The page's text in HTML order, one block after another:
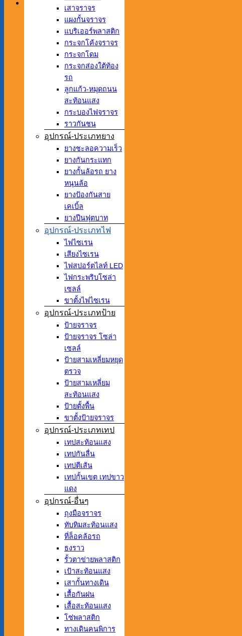
เสาจราจร
แผงกั้นจราจร
แบริเออร์พลาสติก
กระจกโค้งจราจร
กระจกโดม
กระจกส่องใต้ท้อง
รถ
ลูกแก้ว-หมุดถนน
สะท้อนแสง
กระบองไฟจราจร
ราวกันชน
อุปกรณ์-ประเภทยาง
ยางชะลอความเร็ว
ยางกันกระแทก
ยางกั้นล้อรถ ยาง
หนุนล้อ
ยางป้องกันสาย
เคเบิ้ล
ยางปีนฟุตบาท
อุปกรณ์-ประเภทไฟ
ไฟไซเรน
เสียงไซเรน
ไฟสปอร์ตไลท์ LED
ไฟกระพริบโซล่า
เซลล์
ขาตั้งไฟไซเรน
อุปกรณ์-ประเภทป้าย
ป้ายจราจร
ป้ายจราจร โซล่า
เซลล์
ป้ายสามเหลี่ยมหยุด
ตรวจ
ป้ายสามเหลี่ยม
สะท้อนแสง
ป้ายตั้งพื้น
ขาตั้งป้ายจราจร
อุปกรณ์-ประเภทเทป
เทปสะท้อนแสง
เทปกันลื่น
เทปตีเส้น
เทปกั้นเขต เทปขาว
แดง
อุปกรณ์-อื่นๆ
ถุงมือจราจร
ทับทิมสะท้อนแสง
ที่ล็อคล้อรถ
ธงราว
รั้วตาข่ายพลาสติก
เป้าสะท้อนแสง
เสากั้นทางเดิน
เสื้อกันฝน
เสื้อสะท้อนแสง
โซ่พลาสติก
ทางเดินคนพิการ